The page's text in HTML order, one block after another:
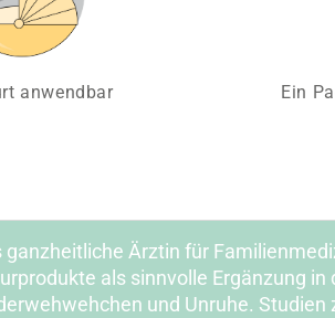
anwendbar Ein
ganzheitliche Ärztin für
als sinnvolle Ergänzung in
und Unruhe.